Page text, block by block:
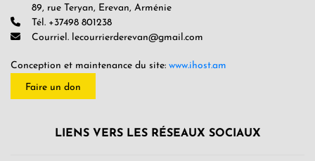
89, rue Teryan, Erevan, Arménie
Tél. +37498 801238
Courriel. lecourrierderevan@gmail.com
Conception et maintenance du site: www.ihost.am
Faire un don
LIENS VERS LES RÉSEAUX SOCIAUX